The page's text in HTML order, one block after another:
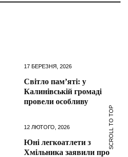
17 БЕРЕЗНЯ, 2026
Світло пам’яті: у
Калинівській громаді
провели особливу
12 ЛЮТОГО, 2026
Юні легкоатлети з
Хмільника заявили про
SCROLL TO TOP